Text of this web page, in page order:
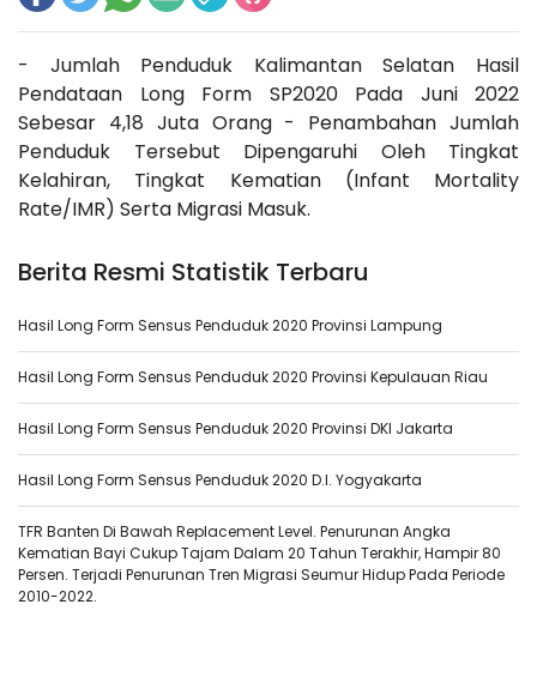
Berita Resmi Statistik Terbaru
Hasil Long Form Sensus Penduduk 2020 Provinsi Lampung
Hasil Long Form Sensus Penduduk 2020 Provinsi Kepulauan Riau
Hasil Long Form Sensus Penduduk 2020 Provinsi DKI Jakarta
Hasil Long Form Sensus Penduduk 2020 D.I. Yogyakarta
TFR Banten Di Bawah Replacement Level. Penurunan Angka
Kematian Bayi Cukup Tajam Dalam 20 Tahun Terakhir, Hampir 80
Persen. Terjadi Penurunan Tren Migrasi Seumur Hidup Pada Periode
2010-2022.
- Jumlah Penduduk Kalimantan Selatan Hasil
Pendataan Long Form SP2020 Pada Juni 2022
Sebesar 4,18 Juta Orang - Penambahan Jumlah
Penduduk Tersebut Dipengaruhi Oleh Tingkat
Kelahiran, Tingkat Kematian (Infant Mortality
Rate/IMR) Serta Migrasi Masuk.